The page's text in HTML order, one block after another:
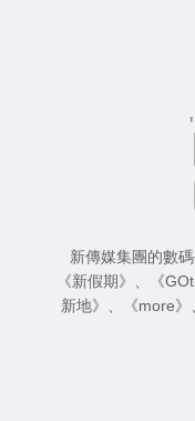
新傳媒集團的數
《新假期》
《
新地》
《more》